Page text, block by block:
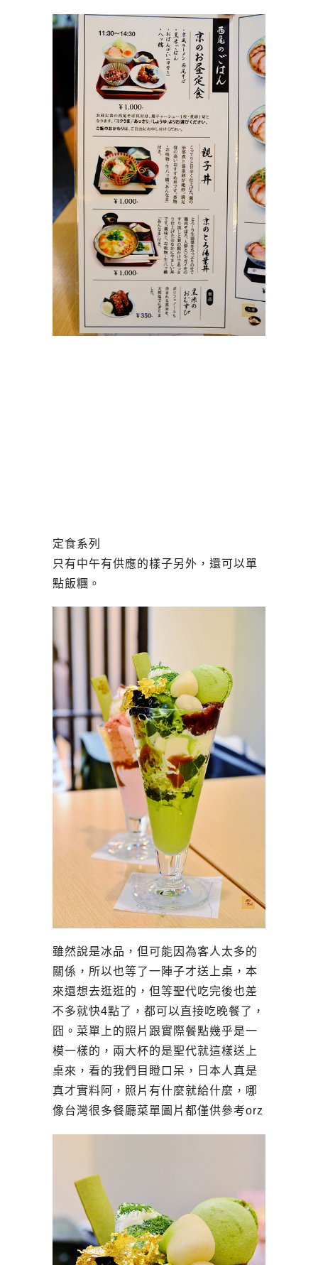
定食系列
只有中午有供應的樣子另外，還可以單
點飯糰。
雖然說是冰品，但可能因為客人太多的
關係，所以也等了一陣子才送上桌，本
來還想去逛逛的，但等聖代吃完後也差
不多就快4點了，都可以直接吃晚餐了，
囧。菜單上的照片跟實際餐點幾乎是一
模一樣的，兩大杯的是聖代就這樣送上
桌來，看的我們目瞪口呆，日本人真是
真才實料阿，照片有什麼就給什麼，哪
像台灣很多餐廳菜單圖片都僅供參考orz